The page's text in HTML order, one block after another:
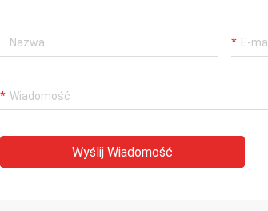
Wyślij Wiadomość